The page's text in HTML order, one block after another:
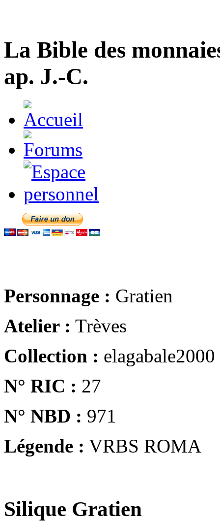
La Bible des
ap. J.-C.
Personnage : Gratien
Atelier : Trèves
Collection : elagabale2000
N° RIC : 27
N° NBD : 971
Légende : VRBS ROMA
Silique Gratien